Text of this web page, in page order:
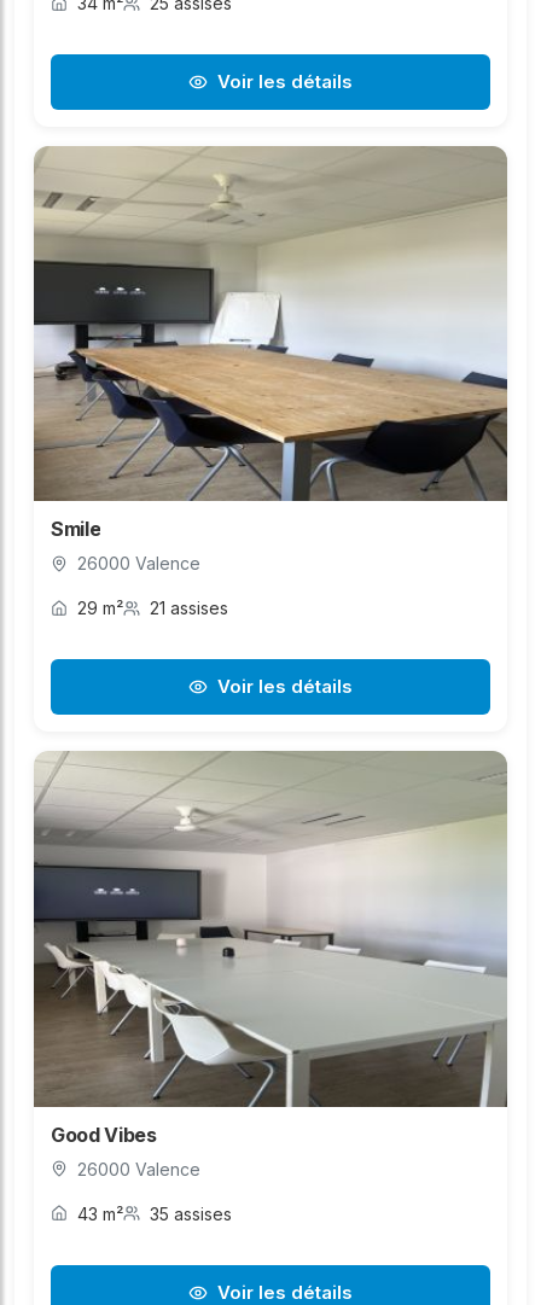
Voir les détails
Smile
26000 Valence
29 m² 21 assises
Voir les détails
Good Vibes
26000 Valence
43 m² 35 assises
Voir les détails